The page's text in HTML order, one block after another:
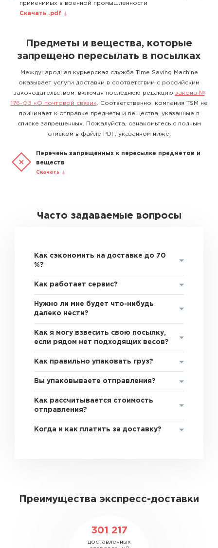
применимых в военной промышленности
Скачать .pdf
Предметы и вещества, которые
запрещено пересылать в посылках
Международная курьерская служба Time Saving Machine
оказывает услуги доставки в соответствии с российским
законодательством, включая последнюю редакцию закона №
176-ФЗ «О почтовой связи» . Соответственно, компания TSM не
принимает к отправке предметы и вещества, указанные в
списке запрещенных. Пожалуйста, ознакомьтесь с полным
списком в файле PDF, указанном ниже.
Перечень запрещенных к пересылке предметов и
веществ
Скачать
Часто задаваемые вопросы
Как сэкономить на доставке до 70
%?
Как работает сервис?
Нужно ли мне будет что-нибудь
далеко нести?
Как я могу взвесить свою посылку,
если рядом нет подходящих весов?
Как правильно упаковать груз?
Вы упаковываете отправления?
Как рассчитывается стоимость
отправления?
Когда и как платить за доставку?
Преимущества экспресс-доставки
301 217
доставленных